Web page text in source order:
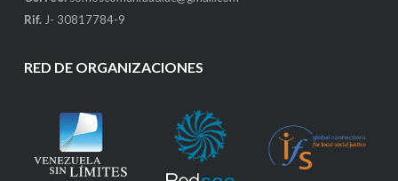
Rif. J- 30817784-9
RED DE ORGANIZACIONES